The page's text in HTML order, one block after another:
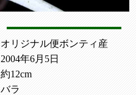
オリジナル便ボンティ産
2004年6月5日
約12cm
バラ